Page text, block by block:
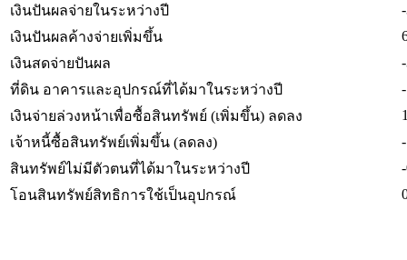
เงินปันผลจ่ายในระหว่างปี
เงินปันผลค้างจ่ายเพิ่มขึ้น
เงินสดจ่ายปันผล
ที่ดิน อาคารและอุปกรณ์ที่ได้มาในระหว่างปี
เงินจ่ายล่วงหน้าเพื่อซื้อสินทรัพย์ (เพิ่มขึ้น) ลดลง
เจ้าหนี้ซื้อสินทรัพย์เพิ่มขึ้น (ลดลง)
สินทรัพย์ไม่มีตัวตนที่ได้มาในระหว่างปี
โอนสินทรัพย์สิทธิการใช้เป็นอุปกรณ์